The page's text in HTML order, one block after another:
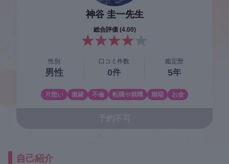
神谷 圭一先生
総合評価 (4.00)
性別
男性
口コミ件数
0件
鑑定歴
5年
片想い 復縁 不倫 転職や就職 婚期 お金
自己紹介